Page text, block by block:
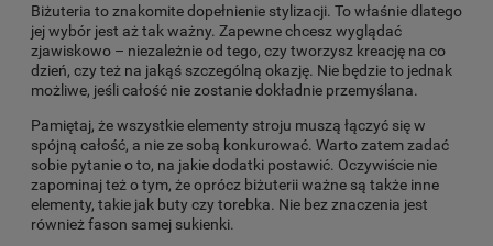
Biżuteria to znakomite dopełnienie stylizacji. To właśnie dlatego
jej wybór jest aż tak ważny. Zapewne chcesz wyglądać
zjawiskowo – niezależnie od tego, czy tworzysz kreację na co
dzień, czy też na jakąś szczególną okazję. Nie będzie to jednak
możliwe, jeśli całość nie zostanie dokładnie przemyślana.
Pamiętaj, że wszystkie elementy stroju muszą łączyć się w
spójną całość, a nie ze sobą konkurować. Warto zatem zadać
sobie pytanie o to, na jakie dodatki postawić. Oczywiście nie
zapominaj też o tym, że oprócz biżuterii ważne są także inne
elementy, takie jak buty czy torebka. Nie bez znaczenia jest
również fason samej sukienki.